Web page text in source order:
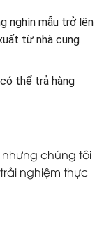
nghìn mẫu trở lên
từ nhà cung
thể trả hàng
chúng tôi
nghiệm thực